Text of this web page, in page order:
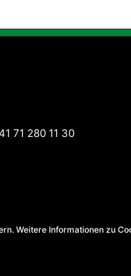
71 280 11 30
Weitere Informationen zu